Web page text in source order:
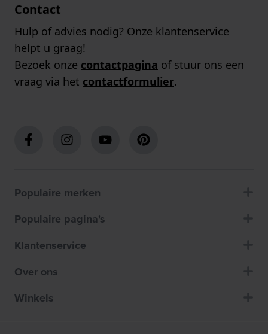
Contact
Hulp of advies nodig? Onze klantenservice
helpt u graag!
Bezoek onze contactpagina of stuur ons een
vraag via het contactformulier.
Populaire merken
Populaire pagina's
Klantenservice
Over ons
Winkels